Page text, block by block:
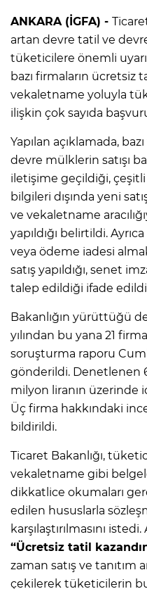
ANKARA (İGFA) -
artan devre tatil ve
tüketicilere önemli
bazı firmaların ücretsiz
vekaletname yoluyla
ilişkin çok sayıda başvuru
Yapılan açıklamada,
devre mülklerin satışı
iletişime geçildiği,
bilgileri dışında yeni
ve vekaletname
yapıldığı belirtildi.
veya ödeme iadesi
satış yapıldığı, senet
talep edildiği ifade
Bakanlığın yürüttüğü
yılından bu yana 21
soruşturma raporu
gönderildi. Denetlenen
milyon liranın üzerinde
Üç firma hakkındaki
bildirildi.
Ticaret Bakanlığı,
vekaletname gibi
dikkatlice okumaları
edilen hususlarla
karşılaştırılmasını
“Ücretsiz tatil
zaman satış ve tanıtım
çekilerek tüketicilerin